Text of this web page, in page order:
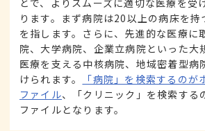
とで、よりスムーズに適切な医療を受
ります。まず病院は20以上の病床を持
を指します。さらに、先進的な医療に
院、大学病院、企業立病院といった大
医療を支える中核病院、地域密着型病
けられます。
「病院」を検索するのが
ファイル、「クリニック」を検索する
ファイルとなります。